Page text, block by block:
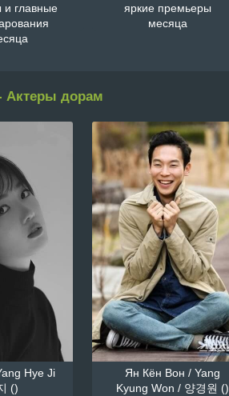
главные
яркие премьеры
месяца
Актеры дорам
Hye Ji
()
Ян Кён Вон / Yang
Kyung Won / 양경원 ()